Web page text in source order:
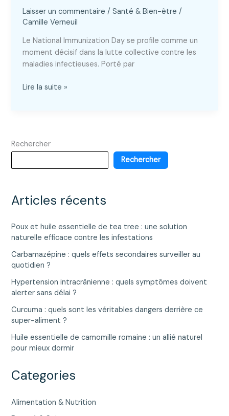
Laisser un commentaire /Santé & Bien-être /
Camille Verneuil
Le National Immunization Day se profile comme un
moment décisif dans la lutte collective contre les
maladies infectieuses. Porté par
National
vacciner
pour
santé
?
Lire la suite »
Rechercher
Rechercher
Articles récents
Poux et huile essentielle de tea tree : une solution
naturelle efficace contre les infestations
Carbamazépine : quels effets secondaires surveiller au
quotidien ?
Hypertension intracrânienne : quels symptômes doivent
alerter sans délai ?
Curcuma : quels sont les véritables dangers derrière ce
super-aliment ?
Huile essentielle de camomille romaine : un allié naturel
pour mieux dormir
Categories
Alimentation & Nutrition